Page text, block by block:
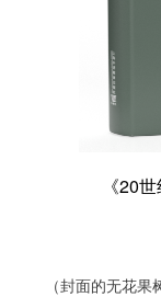
《20
（封面的无花